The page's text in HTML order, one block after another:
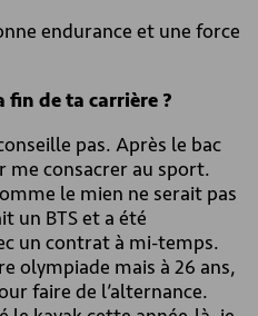
endurance et une force
fin de ta carrière ?
pas. Après le bac
me consacrer au sport.
le mien ne serait pas
un BTS et a été
un contrat à mi-temps.
olympiade mais à 26 ans,
faire de l’alternance.